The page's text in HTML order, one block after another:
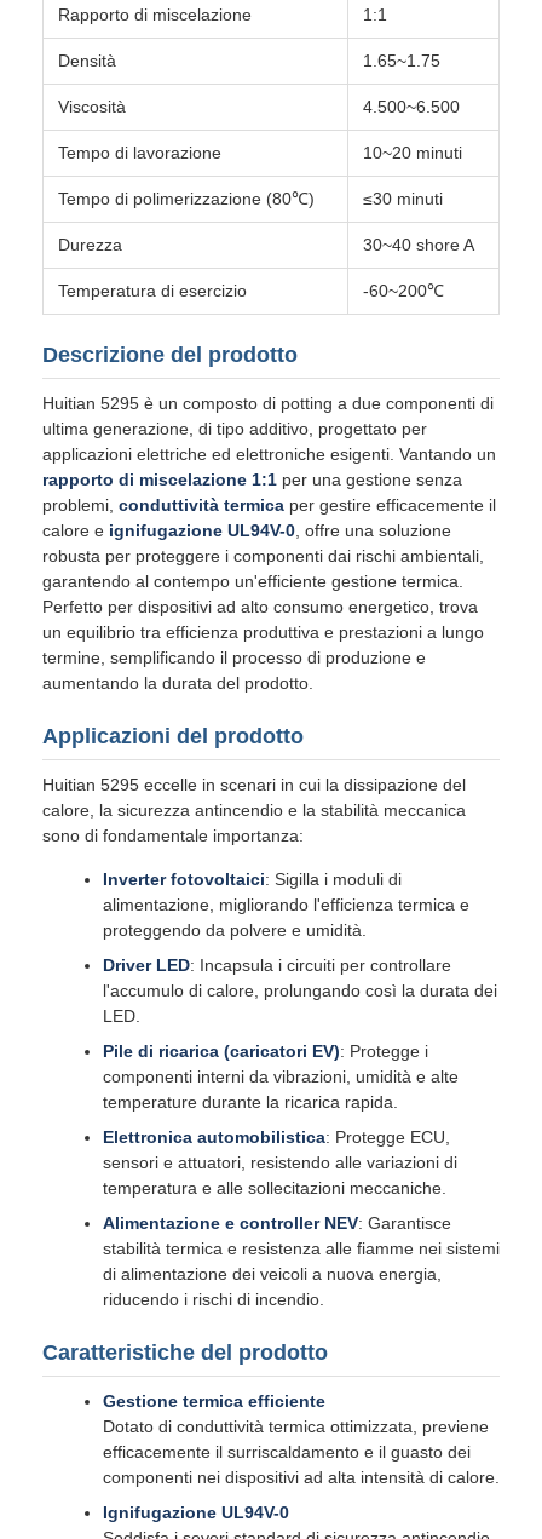
Rapporto di miscelazione 1:1
Densità 1.65~1.75
Viscosità 4.500~6.500
Tempo di lavorazione 10~20 minuti
Tempo di polimerizzazione (80℃) ≤30 minuti
Durezza 30~40 shore A
Temperatura di esercizio -60~200℃
Descrizione del prodotto
Huitian 5295 è un composto di potting a due componenti di
ultima generazione, di tipo additivo, progettato per
applicazioni elettriche ed elettroniche esigenti. Vantando un
rapporto di miscelazione 1:1 per una gestione senza
problemi, conduttività termica per gestire efficacemente il
calore e ignifugazione UL94V-0 , offre una soluzione
robusta per proteggere i componenti dai rischi ambientali,
garantendo al contempo un'efficiente gestione termica.
Perfetto per dispositivi ad alto consumo energetico, trova
un equilibrio tra efficienza produttiva e prestazioni a lungo
termine, semplificando il processo di produzione e
aumentando la durata del prodotto.
Applicazioni del prodotto
Huitian 5295 eccelle in scenari in cui la dissipazione del
calore, la sicurezza antincendio e la stabilità meccanica
sono di fondamentale importanza:
Inverter fotovoltaici: Sigilla i moduli di
alimentazione, migliorando l'efficienza termica e
proteggendo da polvere e umidità.
Driver LED: Incapsula i circuiti per controllare
l'accumulo di calore, prolungando così la durata dei
LED.
Pile di ricarica (caricatori EV): Protegge i
componenti interni da vibrazioni, umidità e alte
temperature durante la ricarica rapida.
Elettronica automobilistica: Protegge ECU,
sensori e attuatori, resistendo alle variazioni di
temperatura e alle sollecitazioni meccaniche.
Alimentazione e controller NEV: Garantisce
stabilità termica e resistenza alle fiamme nei sistemi
di alimentazione dei veicoli a nuova energia,
riducendo i rischi di incendio.
Caratteristiche del prodotto
Gestione termica efficiente
Dotato di conduttività termica ottimizzata, previene
efficacemente il surriscaldamento e il guasto dei
componenti nei dispositivi ad alta intensità di calore.
Ignifugazione UL94V-0